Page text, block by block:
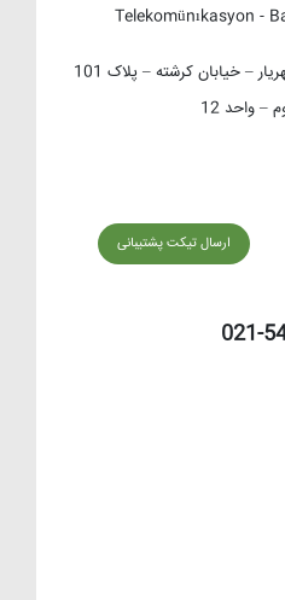
Telekomünıkasyon -
تهران – شهریار – خیابان کرشته – پلاک 101
واحد 12
ارسال تیکت پشتیبانی